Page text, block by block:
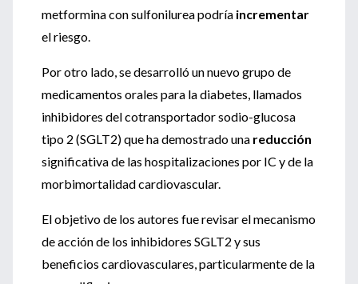
metformina con sulfonilurea podría incrementar
el riesgo.
Por otro lado, se desarrolló un nuevo grupo de
medicamentos orales para la diabetes, llamados
inhibidores del cotransportador sodio-glucosa
tipo 2 (SGLT2) que ha demostrado una reducción
significativa de las hospitalizaciones por IC y de la
morbimortalidad cardiovascular.
El objetivo de los autores fue revisar el mecanismo
de acción de los inhibidores SGLT2 y sus
beneficios cardiovasculares, particularmente de la